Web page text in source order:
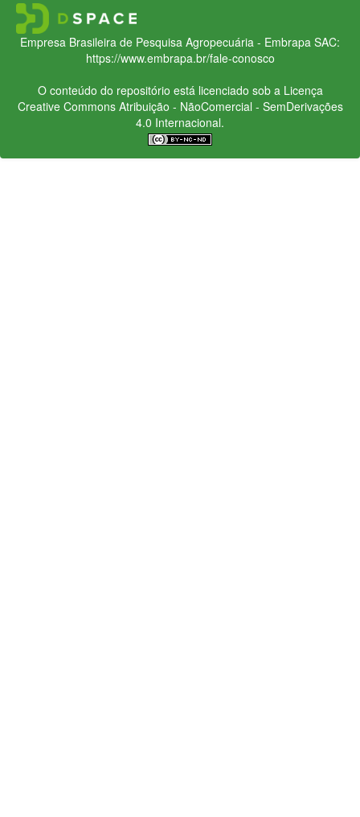
Empresa Brasileira de Pesquisa Agropecuária - Embrapa SAC:
https://www.embrapa.br/fale-conosco
O conteúdo do repositório está licenciado sob a Licença
Creative CommonsAtribuição - NãoComercial - SemDerivações
4.0 Internacional.